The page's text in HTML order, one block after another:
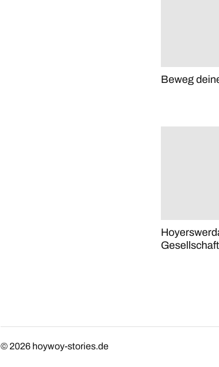
Beweg
© 2026 hoywoy-stories.de